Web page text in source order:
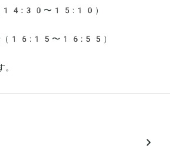
（14:30〜15:10）
（16:15〜16:55）